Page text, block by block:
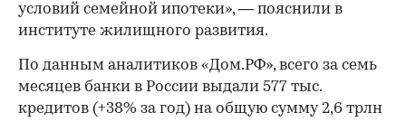
условий семейной ипотеки», — пояснили в
институте жилищного развития.
По данным аналитиков «Дом.РФ», всего за семь
месяцев банки в России выдали 577 тыс.
кредитов (+38% за год) на общую сумму 2,6 трлн